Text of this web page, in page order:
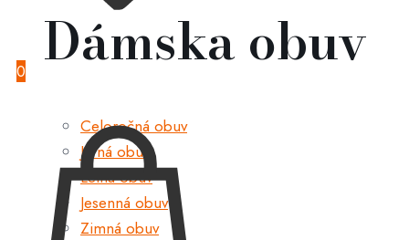
Dámska obuv
Celoročná obuv
Jarná obuv
Letná obuv
Jesenná obuv
Zimná obuv
0